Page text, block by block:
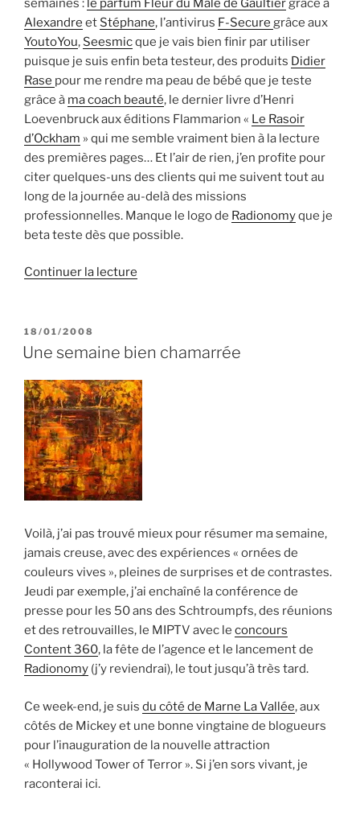
semaines : le parfum Fleur du Mâle de Gaultiergrâce à
Alexandre et Stéphane, l’antivirus F-Secure grâce aux
YoutoYou, Seesmicque je vais bien finir par utiliser
puisque je suis enfin beta testeur, des produits Didier
Rase pour me rendre ma peau de bébé que je teste
grâce à ma coach beauté, le dernier livre d’Henri
Loevenbruck aux éditions Flammarion « Le Rasoir
d’Ockham » qui me semble vraiment bien à la lecture
des premières pages… Et l’air de rien, j’en profite pour
citer quelques-uns des clients qui me suivent tout au
long de la journée au-delà des missions
professionnelles. Manque le logo de Radionomyque je
beta teste dès que possible.
Continuer la lecture
logo…
de
rattrapage »
PUBLIÉ
LE
18/01/2008
Une semaine bien chamarrée
Voilà, j’ai pas trouvé mieux pour résumer ma semaine,
jamais creuse, avec des expériences « ornées de
couleurs vives », pleines de surprises et de contrastes.
Jeudi par exemple, j’ai enchaîné la conférence de
presse pour les 50 ans des Schtroumpfs, des réunions
et des retrouvailles, le MIPTV avec le concours
Content 360, la fête de l’agence et le lancement de
Radionomy (j’y reviendrai), le tout jusqu’à très tard.
Ce week-end, je suis du côté de Marne La Vallée, aux
côtés de Mickey et une bonne vingtaine de blogueurs
pour l’inauguration de la nouvelle attraction
« Hollywood Tower of Terror ». Si j’en sors vivant, je
raconterai ici.